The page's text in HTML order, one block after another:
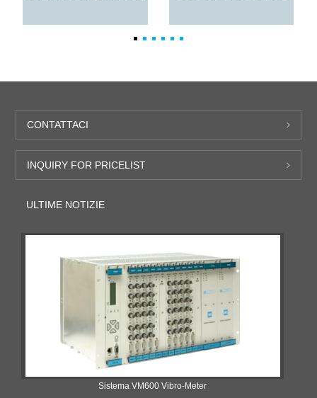
CONTATTACI
INQUIRY FOR PRICELIST
ULTIME NOTIZIE
Sistema VM600 Vibro-Meter